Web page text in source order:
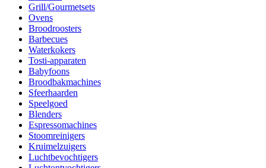
Grill/Gourmetsets
Ovens
Broodroosters
Barbecues
Waterkokers
Tosti-apparaten
Babyfoons
Broodbakmachines
Sfeerhaarden
Speelgoed
Blenders
Espressomachines
Stoomreinigers
Kruimelzuigers
Luchtbevochtigers